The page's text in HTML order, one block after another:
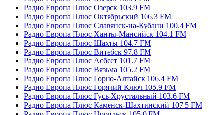
Радио Европа Плюс Озерск 103.9 FM
Радио Европа Плюс Октябрьский 106.3 FM
Радио Европа Плюс Славянск-на-Кубани 100.4 FM
Радио Европа Плюс Ханты-Мансийск 104.1 FM
Радио Европа Плюс Шахты 104.7 FM
Радио Европа Плюс Витебск 97.8 FM
Радио Европа Плюс Асбест 101.7 FM
Радио Европа Плюс Вязьма 105.2 FM
Радио Европа Плюс Горно-Алтайск 106.4 FM
Радио Европа Плюс Горячий Ключ 105.9 FM
Радио Европа Плюс Гусь-Хрустальный 103.6 FM
Радио Европа Плюс Каменск-Шахтинский 107.5 FM